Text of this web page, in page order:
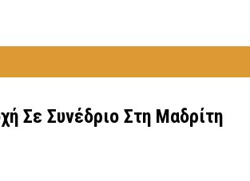
Σε Συνέδριο Στη Μαδρίτη